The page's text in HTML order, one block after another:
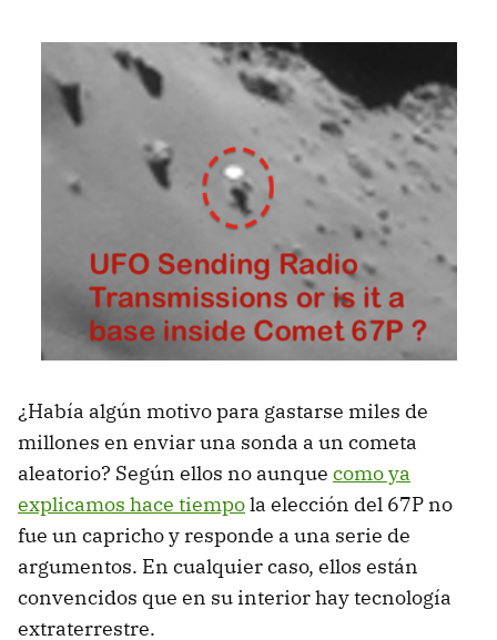
¿Había algún motivo para gastarse miles de
millones en enviar una sonda a un cometa
aleatorio? Según ellos no aunque como ya
explicamos hace tiempola elección del 67P no
fue un capricho y responde a una serie de
argumentos. En cualquier caso, ellos están
convencidos que en su interior hay tecnología
extraterrestre.